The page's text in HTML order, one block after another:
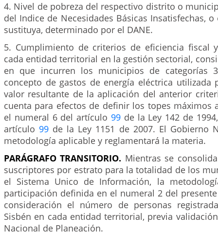
4. Nivel de pobreza del respectivo distrito o
del Indice de Necesidades Básicas Insatisfechas,
sustituya, determinado por el DANE.
5. Cumplimiento de criterios de eficiencia fiscal
cada entidad territorial en la gestión sectorial,
en que incurren los municipios de categorías
concepto de gastos de energía eléctrica utilizada
valor resultante de la aplicación del anterior
cuenta para efectos de definir los topes máximos
el numeral 6 del artículo 99de la Ley 142 de
artículo 99 de la Ley 1151 de 2007. El Gobierno
metodología aplicable y reglamentará la materia.
PARÁGRAFO TRANSITORIO. Mientras se
suscriptores por estrato para la totalidad de los
el Sistema Unico de Información, la
participación definida en el numeral 2 del
consideración el número de personas
Sisbén en cada entidad territorial, previa
Nacional de Planeación.